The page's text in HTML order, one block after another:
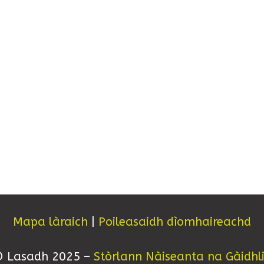
Mapa làraich Poileasaidh dìomhaireachd
Lasadh 2025 – Stòrlann Nàiseanta na